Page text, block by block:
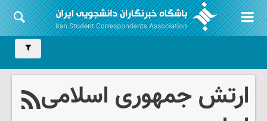
ارتش جمهوری اسلامی